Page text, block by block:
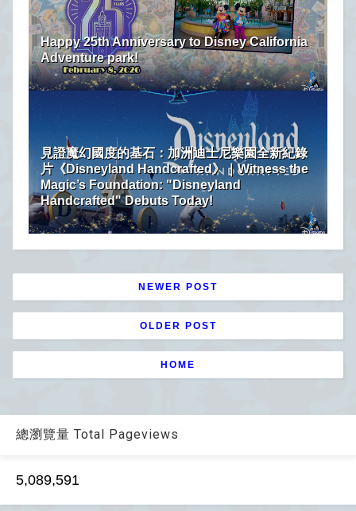
Happy 25th Anniversary to Disney California
Adventure park!
見證魔幻國度的基石：加洲迪士尼樂園全新紀錄
片《Disneyland Handcrafted》｜Witness the
Magic’s Foundation: "Disneyland
Handcrafted" Debuts Today!
NEWER POST
OLDER POST
HOME
總瀏覽量 Total Pageviews
5,089,591